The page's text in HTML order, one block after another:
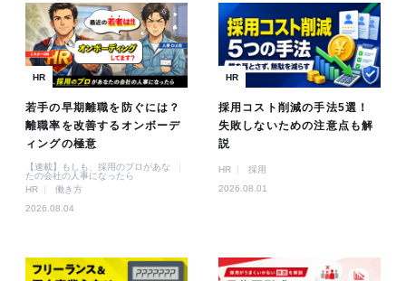
HR
若手の早期離職を防ぐには？
離職率を改善するオンボーデ
ィングの極意
【連載】もしも、採用のプロがあな
たの会社の人事になったら
HR
働き方
2026.08.04
HR
採用コスト削減の手法5選！
失敗しないための注意点も解
説
HR
採用
2026.08.01